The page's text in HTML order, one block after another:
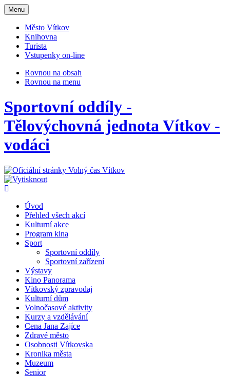
Otevřit
navigaci
Menu
Město Vítkov
Knihovna
Turista
Vstupenky on-line
Rovnou na obsah
Rovnou na menu
Sportovní oddíly -
Tělovýchovná jednota Vítkov -
vodáci
Úvod
Přehled všech akcí
Kulturní akce
Program kina
Sport
Sportovní oddíly
Sportovní zařízení
Výstavy
Kino Panorama
Vítkovský zpravodaj
Kulturní dům
Volnočasové aktivity
Kurzy a vzdělávání
Cena Jana Zajíce
Zdravé město
Osobnosti Vítkovska
Kronika města
Muzeum
Senior